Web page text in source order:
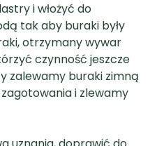
i włożyć do
tak aby buraki były
otrzymany wywar
czynność jeszcze
zalewamy buraki zimną
i zlewamy